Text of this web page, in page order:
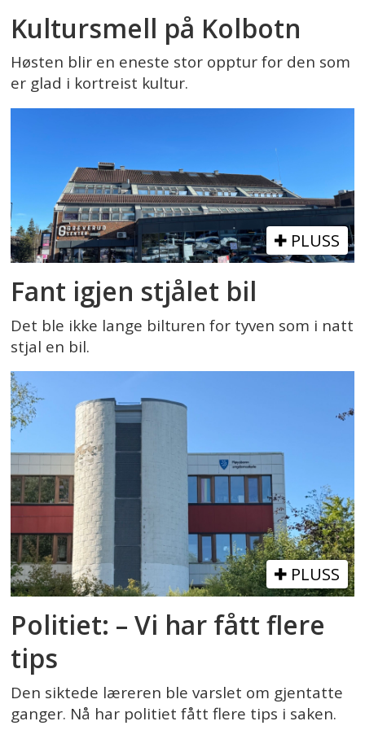
Kultursmell på Kolbotn
Høsten blir en eneste stor opptur for den som
er glad i kortreist kultur.
PLUSS
Fant igjen stjålet bil
Det ble ikke lange bilturen for tyven som i natt
stjal en bil.
PLUSS
Politiet: – Vi har fått flere
tips
Den siktede læreren ble varslet om gjentatte
ganger. Nå har politiet fått flere tips i saken.